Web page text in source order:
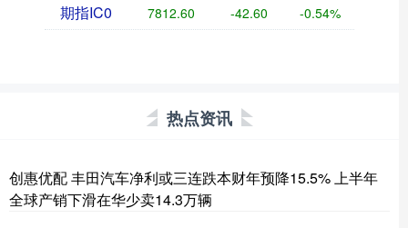
期指IC0 7812.60 -42.60 -0.54%
热点资讯
创惠优配 丰田汽车净利或三连跌本财年预降15.5% 上半年
全球产销下滑在华少卖14.3万辆